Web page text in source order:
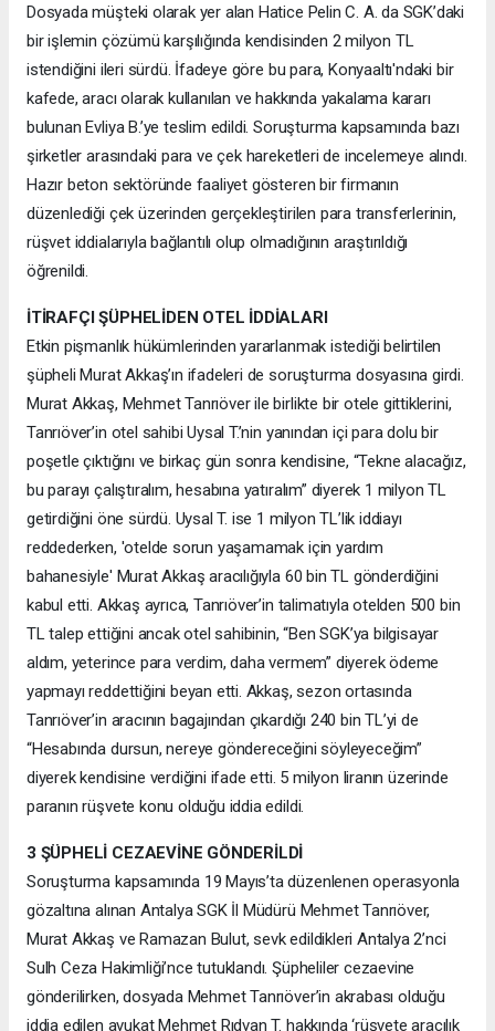
Dosyada müşteki olarak yer alan Hatice Pelin C. A. da SGK’daki
bir işlemin çözümü karşılığında kendisinden 2 milyon TL
istendiğini ileri sürdü. İfadeye göre bu para, Konyaaltı'ndaki bir
kafede, aracı olarak kullanılan ve hakkında yakalama kararı
bulunan Evliya B.’ye teslim edildi. Soruşturma kapsamında bazı
şirketler arasındaki para ve çek hareketleri de incelemeye alındı.
Hazır beton sektöründe faaliyet gösteren bir firmanın
düzenlediği çek üzerinden gerçekleştirilen para transferlerinin,
rüşvet iddialarıyla bağlantılı olup olmadığının araştırıldığı
öğrenildi.
İTİRAFÇI ŞÜPHELİDEN OTEL İDDİALARI
Etkin pişmanlık hükümlerinden yararlanmak istediği belirtilen
şüpheli Murat Akkaş’ın ifadeleri de soruşturma dosyasına girdi.
Murat Akkaş, Mehmet Tanrıöver ile birlikte bir otele gittiklerini,
Tanrıöver’in otel sahibi Uysal T.’nin yanından içi para dolu bir
poşetle çıktığını ve birkaç gün sonra kendisine, “Tekne alacağız,
bu parayı çalıştıralım, hesabına yatıralım” diyerek 1 milyon TL
getirdiğini öne sürdü. Uysal T. ise 1 milyon TL’lik iddiayı
reddederken, 'otelde sorun yaşamamak için yardım
bahanesiyle' Murat Akkaş aracılığıyla 60 bin TL gönderdiğini
kabul etti. Akkaş ayrıca, Tanrıöver’in talimatıyla otelden 500 bin
TL talep ettiğini ancak otel sahibinin, “Ben SGK’ya bilgisayar
aldım, yeterince para verdim, daha vermem” diyerek ödeme
yapmayı reddettiğini beyan etti. Akkaş, sezon ortasında
Tanrıöver’in aracının bagajından çıkardığı 240 bin TL’yi de
“Hesabında dursun, nereye göndereceğini söyleyeceğim”
diyerek kendisine verdiğini ifade etti. 5 milyon liranın üzerinde
paranın rüşvete konu olduğu iddia edildi.
3 ŞÜPHELİ CEZAEVİNE GÖNDERİLDİ
Soruşturma kapsamında 19 Mayıs’ta düzenlenen operasyonla
gözaltına alınan Antalya SGK İl Müdürü Mehmet Tanrıöver,
Murat Akkaş ve Ramazan Bulut, sevk edildikleri Antalya 2’nci
Sulh Ceza Hakimliği’nce tutuklandı. Şüpheliler cezaevine
gönderilirken, dosyada Mehmet Tanrıöver’in akrabası olduğu
iddia edilen avukat Mehmet Rıdvan T. hakkında ‘rüşvete aracılık